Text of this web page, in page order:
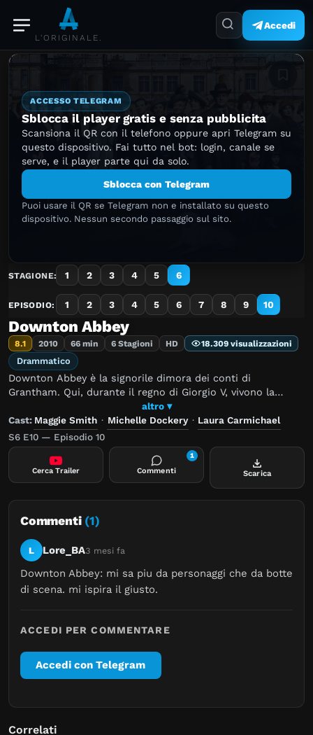
L'ORIGINALE.
Accedi
ACCESSO TELEGRAM
Sblocca il player gratis e senza pubblicita
Scansiona il QR con il telefono oppure apri Telegram su
questo dispositivo. Fai tutto nel bot: login, canale se
serve, e il player parte qui da solo.
Sblocca con Telegram
Puoi usare il QR se Telegram non e installato su questo
dispositivo. Nessun secondo passaggio sul sito.
STAGIONE: 1 2 3 4 5 6
EPISODIO: 1 2 3 4 5 6 7 8 9 10
Downton Abbey
8.1 2010 66 min 6 Stagioni HD 18.309 visualizzazioni
Drammatico
Downton Abbey è la signorile dimora dei conti di
Grantham. Qui, durante il regno di Giorgio V, vivono la
famiglia aristocratica dei Crawley e i loro numerosi
dipendenti.
altro ▾
Cast: Maggie Smith · Michelle Dockery· Laura Carmichael
S6 E10 — Episodio 10
Cerca Trailer Commenti
1
Scarica
Commenti (1)
L Lore_BA3 mesi fa
Downton Abbey: mi sa piu da personaggi che da botte
di scena. mi ispira il giusto.
ACCEDI PER COMMENTARE
Accedi con Telegram
Correlati